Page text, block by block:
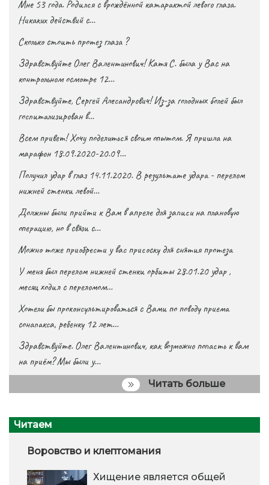
Мне 53 года. Родился с врождённой катарактой левого глаза.
Никаких действий с…
Сколько стоить протез глаза ?
Здравствуйте Олег Валентинович! Катя С. была у Вас на
контрольном осмотре 12…
Здравствуйте, Сергей Алесандрович! Из-за голодных болей был
госпитализирован в…
Всем привет! Хочу поделиться своим опытом. Я пришла на
марафон 18.09.2020-20.09…
Получил удар в глаз 14.11.2020. В результате удара - перелом
нижней стенки левой…
Должны были прийти к Вам в апреле для записи на плановую
операцию, но в связи с…
Можно тоже приобрести у вас присоску для снятия протеза
У меня был перелом нижней стенки орбиты 28.01.20 удар ,
месяц ходил с переломом…
Хотели бы проконсультироваться с Вами по поводу приема
сонапакса, ребенку 12 лет…
Здравствуйте. Олег Валентинович, как возможно попасть к вам
на приём? Мы были у…
Читать больше
Читаем
Воровство и клептомания
Хищение является общей